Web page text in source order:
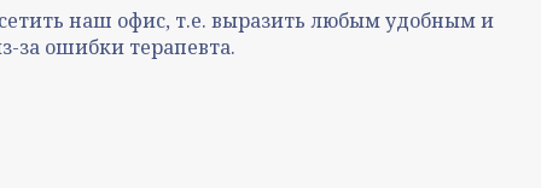
наш офис, т.е. выразить любым удобным и
за ошибки терапевта.